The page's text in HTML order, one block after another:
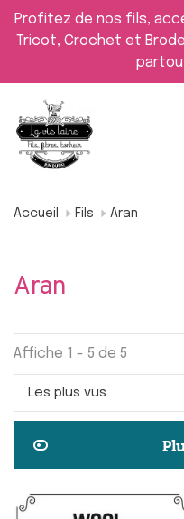
Profitez de nos fils,
Tricot, Crochet et
Accueil Fils Aran
Aran
Affiche 1 - 5 de 5
Les plus vus